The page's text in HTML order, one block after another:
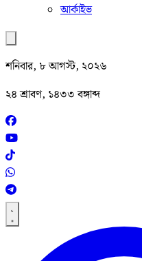
আর্কাইভ
শনিবার, ৮ আগস্ট, ২০২৬
২৪ শ্রাবণ, ১৪৩৩ বঙ্গাব্দ